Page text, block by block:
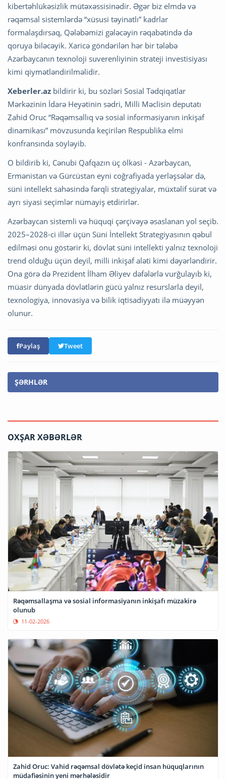
kibertəhlükəsizlik mütəxəssisinədir. Əgər biz elmdə və
rəqəmsal sistemlərdə “xüsusi təyinatlı” kadrlar
formalaşdırsaq, Qələbəmizi gələcəyin rəqabətində də
qoruya biləcəyik. Xaricə göndərilən hər bir tələbə
Azərbaycanın texnoloji suverenliyinin strateji investisiyası
kimi qiymətləndirilməlidir.
Xeberler.az bildirir ki, bu sözləri Sosial Tədqiqatlar
Mərkəzinin İdarə Heyətinin sədri, Milli Məclisin deputatı
Zahid Oruc “Rəqəmsallıq və sosial informasiyanın inkişaf
dinamikası” mövzusunda keçirilən Respublika elmi
konfransında söyləyib.
O bildirib ki, Cənubi Qafqazın üç ölkəsi - Azərbaycan,
Ermənistan və Gürcüstan eyni coğrafiyada yerləşsələr də,
süni intellekt sahəsində fərqli strategiyalar, müxtəlif sürət və
ayrı siyasi seçimlər nümayiş etdirirlər.
Azərbaycan sistemli və hüquqi çərçivəyə əsaslanan yol seçib.
2025–2028-ci illər üçün Süni İntellekt Strategiyasının qəbul
edilməsi onu göstərir ki, dövlət süni intellekti yalnız texnoloji
trend olduğu üçün deyil, milli inkişaf aləti kimi dəyərləndirir.
Ona görə də Prezident İlham Əliyev dəfələrlə vurğulayıb ki,
müasir dünyada dövlətlərin gücü yalnız resurslarla deyil,
texnologiya, innovasiya və bilik iqtisadiyyatı ilə müəyyən
olunur.
Paylaş Tweet
ŞƏRHLƏR
OXŞAR XƏBƏRLƏR
Rəqəmsallaşma və sosial informasiyanın inkişafı müzakirə
olunub
11-02-2026
Zahid Oruc: Vahid rəqəmsal dövlətə keçid insan hüquqlarının
müdafiəsinin yeni mərhələsidir